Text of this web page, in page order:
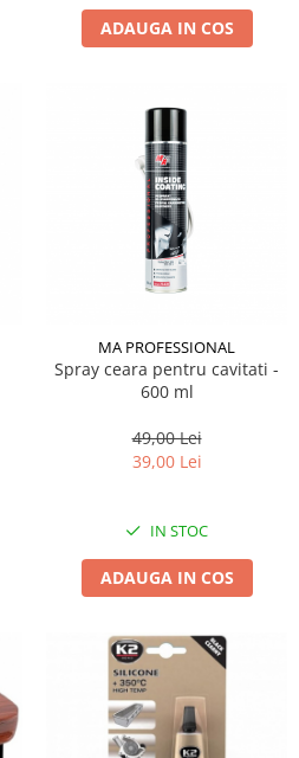
ADAUGA IN COS
MA PROFESSIONAL
Spray ceara pentru cavitati -
600 ml
49,00 Lei
39,00 Lei
IN STOC
ADAUGA IN COS